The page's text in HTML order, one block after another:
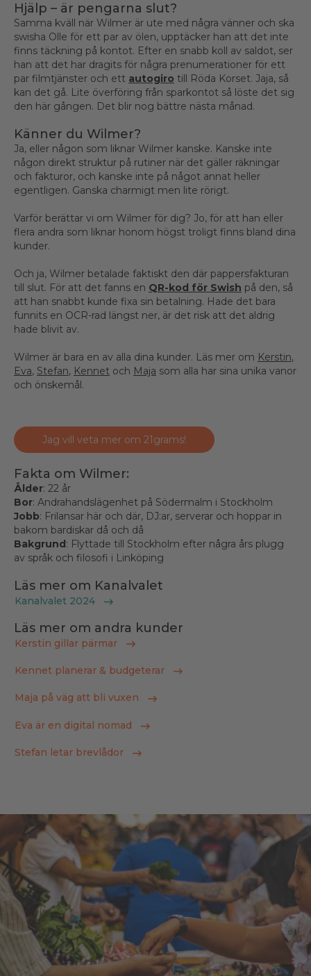
Hjälp – är pengarna slut?
Samma kväll när Wilmer är ute med några vänner och ska
swisha Olle för ett par av ölen, upptäcker han att det inte
finns täckning på kontot. Efter en snabb koll av saldot, ser
han att det har dragits för några prenumerationer för ett
par filmtjänster och ett autogiro till Röda Korset. Jaja, så
kan det gå. Lite överföring från sparkontot så löste det sig
den här gången. Det blir nog bättre nästa månad.
Känner du Wilmer?
Ja, eller någon som liknar Wilmer kanske. Kanske inte
någon direkt struktur på rutiner när det gäller räkningar
och fakturor, och kanske inte på något annat heller
egentligen. Ganska charmigt men lite rörigt.
Varför berättar vi om Wilmer för dig? Jo, för att han eller
flera andra som liknar honom högst troligt finns bland dina
kunder.
Och ja, Wilmer betalade faktiskt den där pappersfakturan
till slut. För att det fanns en QR-kod för Swish på den, så
att han snabbt kunde fixa sin betalning. Hade det bara
funnits en OCR-rad längst ner, är det risk att det aldrig
hade blivit av.
Wilmer är bara en av alla dina kunder. Läs mer om Kerstin,
Eva, Stefan, Kennet och Maja som alla har sina unika vanor
och önskemål.
Jag vill veta mer om 21grams!
Fakta om Wilmer:
Ålder: 22 år
Bor: Andrahandslägenhet på Södermalm i Stockholm
Jobb: Frilansar här och där, DJ:ar, serverar och hoppar in
bakom bardiskar då och då
Bakgrund: Flyttade till Stockholm efter några års plugg
av språk och filosofi i Linköping
Läs mer om Kanalvalet
Kanalvalet 2024
Läs mer om andra kunder
Kerstin gillar pärmar
Kennet planerar & budgeterar
Maja på väg att bli vuxen
Eva är en digital nomad
Stefan letar brevlådor